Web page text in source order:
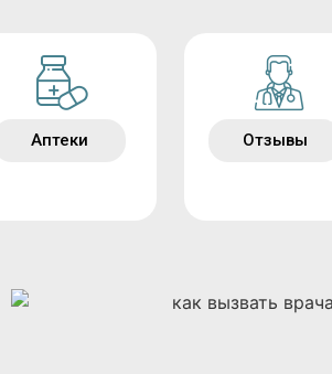
Аптеки Отзывы